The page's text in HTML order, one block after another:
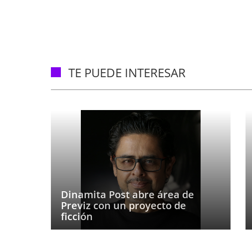
TE PUEDE INTERESAR
Dinamita Post abre área de
Previz con un proyecto de
ficción